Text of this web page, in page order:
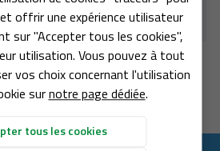
offrir une expérience utilisateur
sur "Accepter tous les cookies",
utilisation. Vous pouvez à tout
vos choix concernant l'utilisation
surnotre page dédiée.
tous les cookies
05 55 62 10 18
à Bonnat (23) dans la Creuse